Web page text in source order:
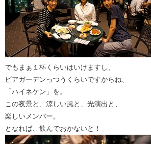
でもまぁ１杯くらいはいけますし、
ビアガーデンっつうくらいですからね、
「ハイネケン」を。
この夜景と、涼しい風と、光演出と、
楽しいメンバー。
となれば、飲んでおかないと！